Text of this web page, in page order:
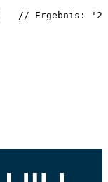
// Ergebnis: '2'